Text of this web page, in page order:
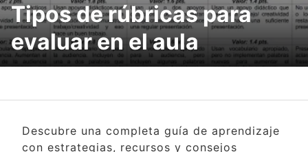
Tipos de rúbricas para
evaluar en el aula
Descubre una completa guía de aprendizaje
con estrategias, recursos y consejos